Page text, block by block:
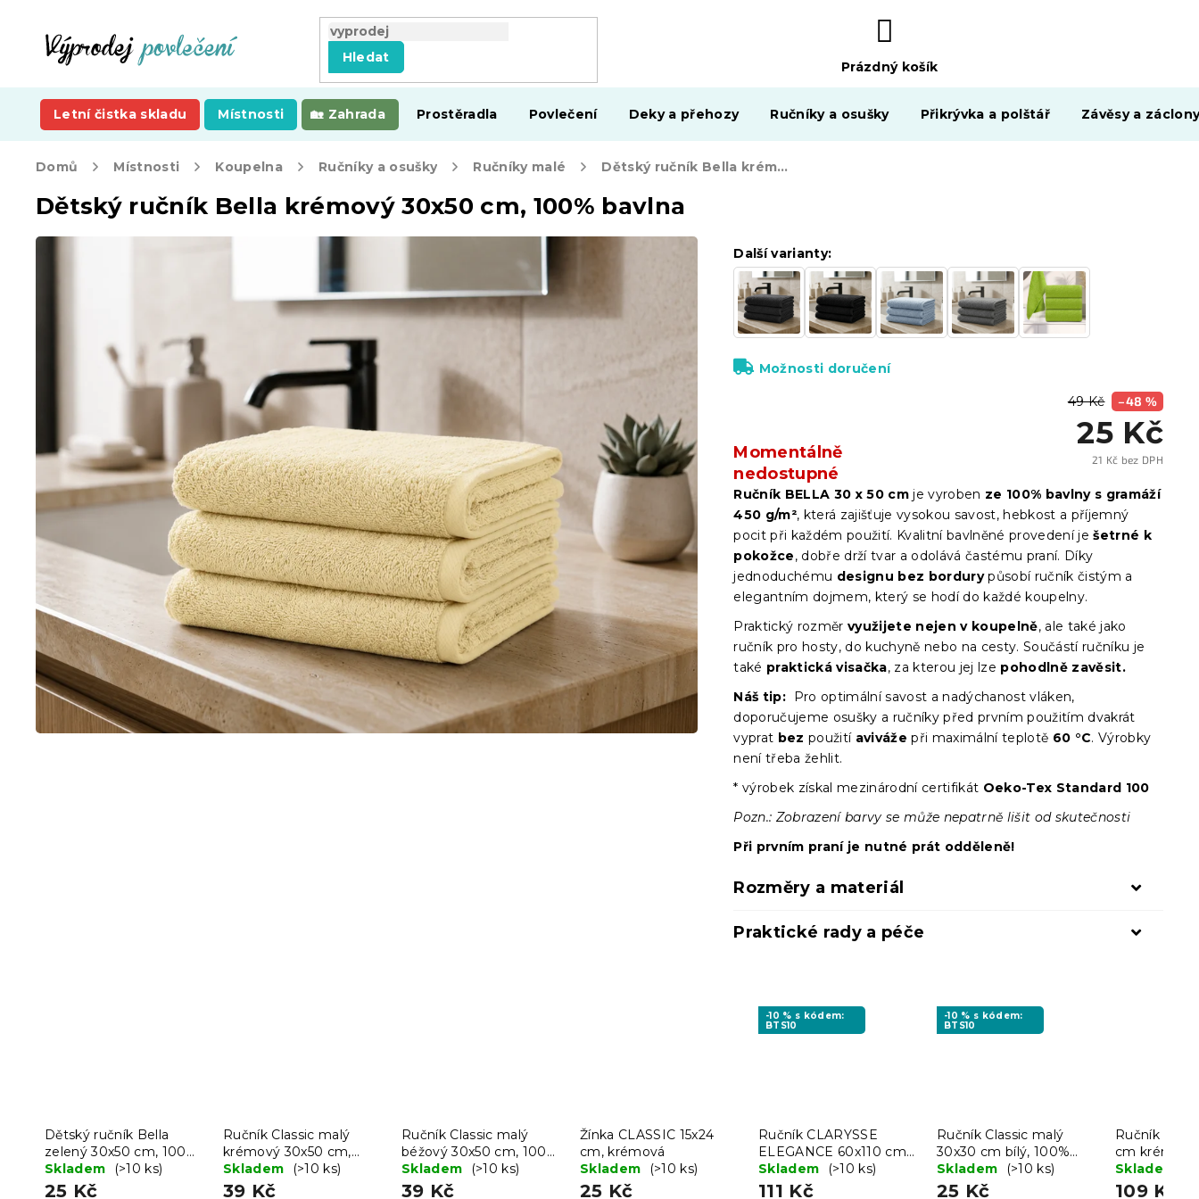
Hledat
NÁKUPNÍ
KOŠÍK
Prázdný košík
Letní čistka skladu Místnosti Zahrada Prostěradla Povlečení Deky a přehozy Ručníky a osušky Přikrývka a polštář Závěsy a
Domů Místnosti Koupelna Ručníky a osušky Ručníky malé Dětský ručník Bella krémový 30x50 cm, 100% bavlna
Dětský ručník Bella krémový 30x50 cm, 100% bavlna
49 Kč –48 %
25 Kč
21 Kč bez DPH
Momentálně
nedostupné
Další varianty:
Možnosti doručení
Ručník BELLA 30 x 50 cm je vyroben ze 100% bavlny s gramáží
450 g/m², která zajišťuje vysokou savost, hebkost a příjemný
pocit při každém použití. Kvalitní bavlněné provedení ješetrné k
pokožce, dobře drží tvar a odolává častému praní. Díky
jednoduchému designu bez bordurypůsobí ručník čistým a
elegantním dojmem, který se hodí do každé koupelny.
Praktický rozměrvyužijete nejen v koupelně, ale také jako
ručník pro hosty, do kuchyně nebo na cesty. Součástí ručníku je
také praktická visačka, za kterou jej lze pohodlně zavěsit.
Náš tip: Pro optimální savost a nadýchanost vláken,
doporučujeme osušky a ručníky před prvním použitím dvakrát
vyprat bez použití aviváže při maximální teplotě 60 °C. Výrobky
není třeba žehlit.
* výrobek získal mezinárodní certifikát Oeko-Tex Standard 100
Pozn.: Zobrazení barvy se může nepatrně lišit od skutečnosti
Při prvním praní je nutné prát odděleně!
Rozměry a materiál
Praktické rady a péče
Dětský ručník Bella
zelený 30x50 cm, 100%
bavlna
Skladem (>10 ks)
25 Kč
Ručník Classic malý
krémový 30x50 cm,
100% bavlna
Skladem (>10 ks)
39 Kč
Ručník Classic malý
béžový 30x50 cm, 100%
bavlna
Skladem (>10 ks)
39 Kč
Žínka CLASSIC 15x24
cm, krémová
Skladem
(>10 ks)
25 Kč
-10 % s kódem:
BTS10
Ručník CLARYSSE
ELEGANCE 60x110 cm
smetanový, 100%
bavlna
Skladem (>10 ks)
111 Kč
-10 % s kódem:
BTS10
Ručník Classic malý
30x30 cm bílý, 100%
bavlna
Skladem (>10 ks)
25 Kč
Ručník
cm
bavlna
Skladem
109 Kč